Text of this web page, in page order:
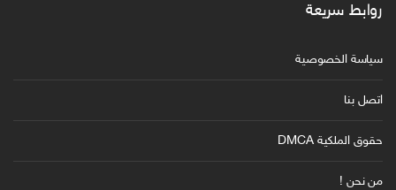
روابط سريعة
سياسة الخصوصية
اتصل بنا
حقوق الملكية DMCA
من نحن !